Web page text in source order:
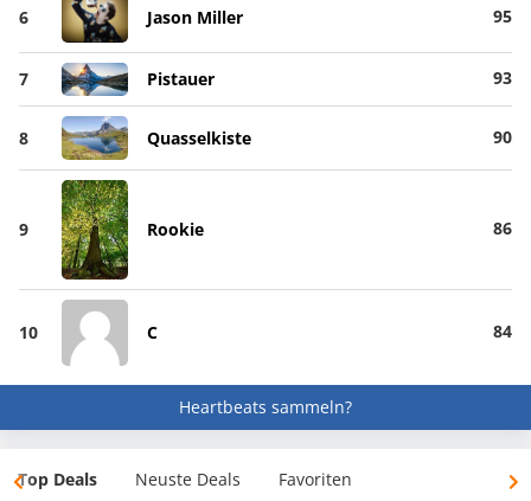
6 Jason Miller 95
7 Pistauer 93
8 Quasselkiste 90
9 Rookie 86
10 C 84
Heartbeats sammeln?
Top Deals Neuste Deals Favoriten